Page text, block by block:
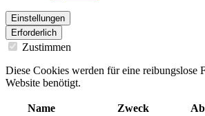
Einstellungen
Erforderlich
Zustimmen
Diese Cookies werden für eine reibungslose
Website benötigt.
Name Zweck